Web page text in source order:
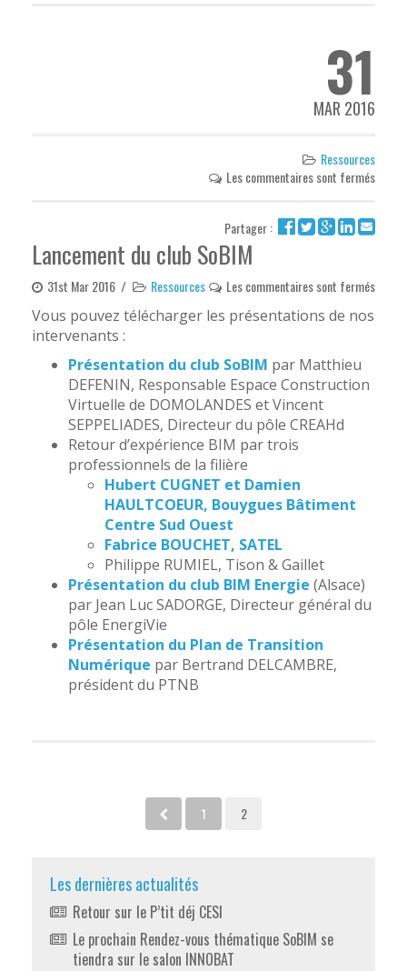
31
MAR 2016
Ressources
Les commentaires sont fermés
Partager :
Lancement du club SoBIM
31st Mar 2016 / Ressources Les commentaires sont fermés
Vous pouvez télécharger les présentations de nos
intervenants :
Présentation du club SoBIM par Matthieu
DEFENIN, Responsable Espace Construction
Virtuelle de DOMOLANDES et Vincent
SEPPELIADES, Directeur du pôle CREAHd
Retour d’expérience BIM par trois
professionnels de la filière
Hubert CUGNET et Damien
HAULTCOEUR, Bouygues Bâtiment
Centre Sud Ouest
Fabrice BOUCHET, SATEL
Philippe RUMIEL, Tison & Gaillet
Présentation du club BIM Energie (Alsace)
par Jean Luc SADORGE, Directeur général du
pôle EnergiVie
Présentation du Plan de Transition
Numérique par Bertrand DELCAMBRE,
président du PTNB
1 2
Les dernières actualités
Retour sur le P’tit déj CESI
Le prochain Rendez-vous thématique SoBIM se
tiendra sur le salon INNOBAT